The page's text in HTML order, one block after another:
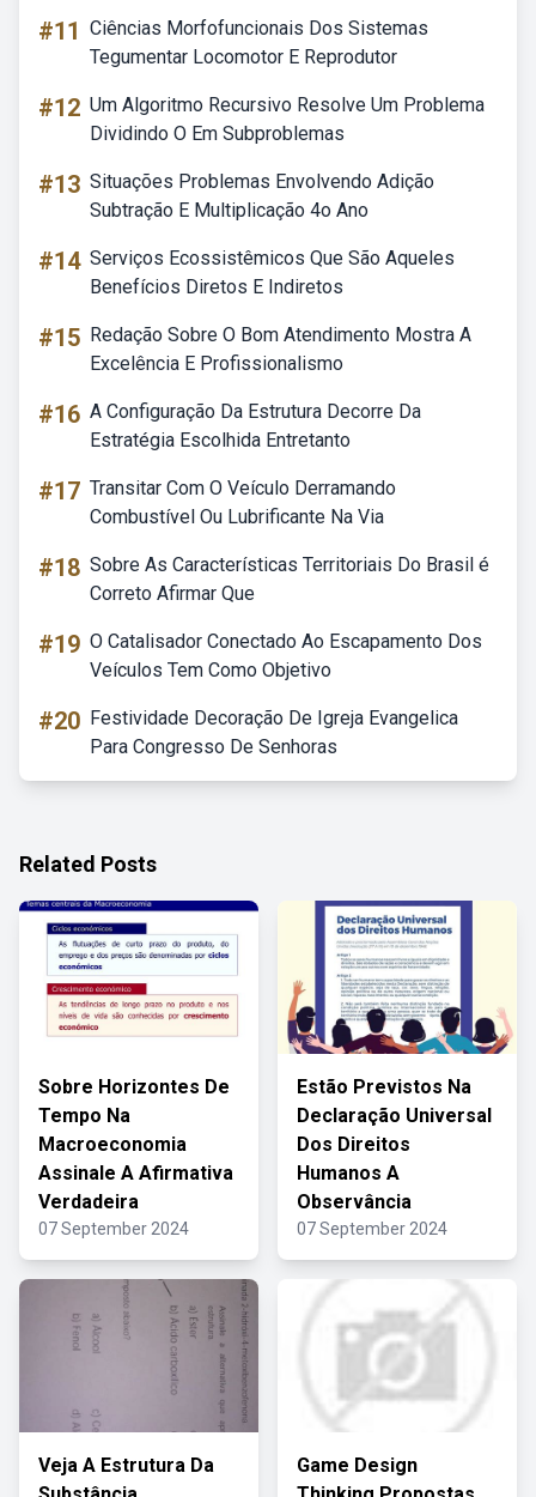
#11 Ciências Morfofuncionais Dos Sistemas
Tegumentar Locomotor E Reprodutor
#12 Um Algoritmo Recursivo Resolve Um Problema
Dividindo O Em Subproblemas
#13 Situações Problemas Envolvendo Adição
Subtração E Multiplicação 4o Ano
#14 Serviços Ecossistêmicos Que São Aqueles
Benefícios Diretos E Indiretos
#15 Redação Sobre O Bom Atendimento Mostra A
Excelência E Profissionalismo
#16 A Configuração Da Estrutura Decorre Da
Estratégia Escolhida Entretanto
#17 Transitar Com O Veículo Derramando
Combustível Ou Lubrificante Na Via
#18 Sobre As Características Territoriais Do Brasil é
Correto Afirmar Que
#19 O Catalisador Conectado Ao Escapamento Dos
Veículos Tem Como Objetivo
#20 Festividade Decoração De Igreja Evangelica
Para Congresso De Senhoras
Related Posts
Sobre Horizontes De
Tempo Na
Macroeconomia
Assinale A Afirmativa
Verdadeira
07 September 2024
Estão Previstos Na
Declaração Universal
Dos Direitos
Humanos A
Observância
07 September 2024
Veja A Estrutura Da
Game Design